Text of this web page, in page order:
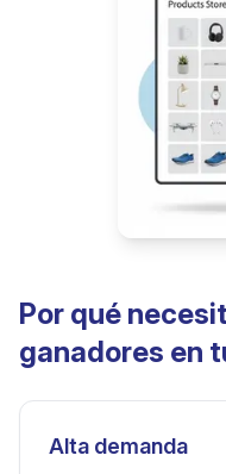
Por qué
ganadores en
Alta demanda